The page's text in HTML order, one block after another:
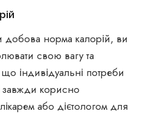
добова норма калорій, ви
свою вагу та
індивідуальні потреби
завжди корисно
або дієтологом для